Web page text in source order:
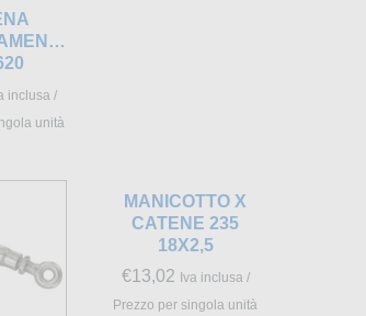
inclusa /
unità
MANICOTTO X
CATENE 235
18X2,5
€13,02 Iva inclusa /
Prezzo per singola unità